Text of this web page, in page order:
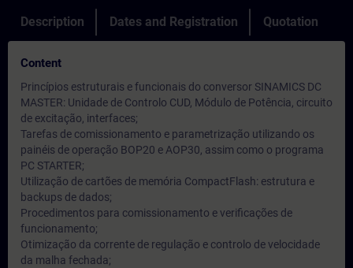
Description Dates and Registration Quotation
Content
Princípios estruturais e funcionais do conversor SINAMICS DC
MASTER: Unidade de Controlo CUD, Módulo de Potência, circuito
de excitação, interfaces;
Tarefas de comissionamento e parametrização utilizando os
painéis de operação BOP20 e AOP30, assim como o programa
PC STARTER;
Utilização de cartões de memória CompactFlash: estrutura e
backups de dados;
Procedimentos para comissionamento e verificações de
funcionamento;
Otimização da corrente de regulação e controlo de velocidade
da malha fechada;